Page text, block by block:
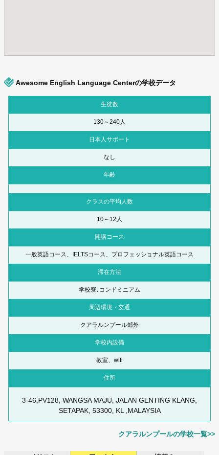
Awesome English Language Centerの学校データ
生徒数
130～240人
日本人サポート
なし
年齢
クラスの平均人数
10～12人
開講コース
一般英語コース、IELTSコース、プロフェッショナル英語コース
滞在方法
学校寮､コンドミニアム
周辺環境・交通
クアラルンプール郊外
学校内設備
教室、wifi
住所
3-46,PV128, WANGSA MAJU, JALAN GENTING KLANG,
SETAPAK, 53300, KL ,MALAYSIA
クアラルンプールの学校一覧>>